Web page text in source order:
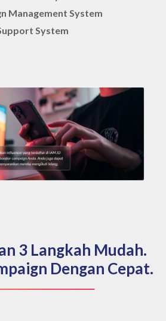
Management System
System
3 Langkah Mudah.
Dengan Cepat.